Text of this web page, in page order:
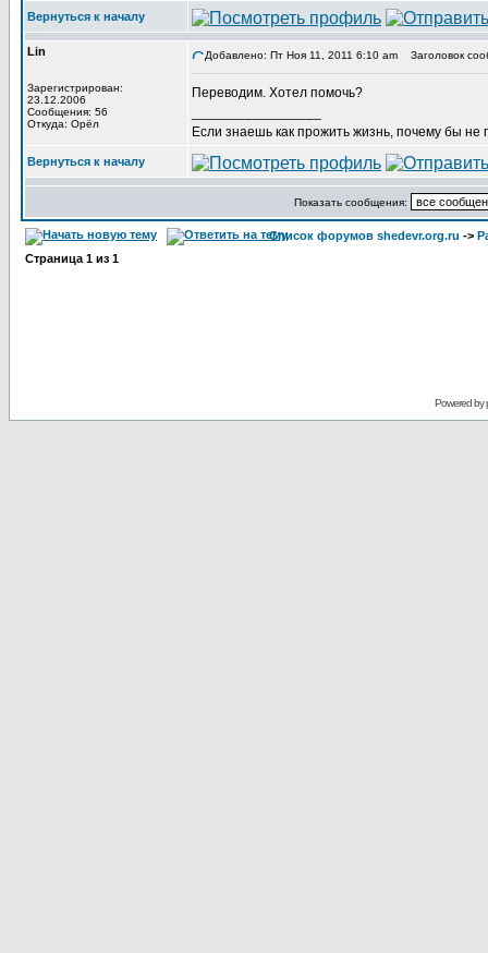
Вернуться к началу
Lin
Зарегистрирован:
23.12.2006
Сообщения: 56
Откуда: Орёл
Добавлено: Пт Ноя 11, 2011 6:10 am Заголовок
Переводим. Хотел помочь?
Если знаешь как прожить жизнь, почему бы не
Вернуться к началу
Показать сообщения:
Список форумов shedevr.org.ru ->
Страница 1 из 1
Powered by